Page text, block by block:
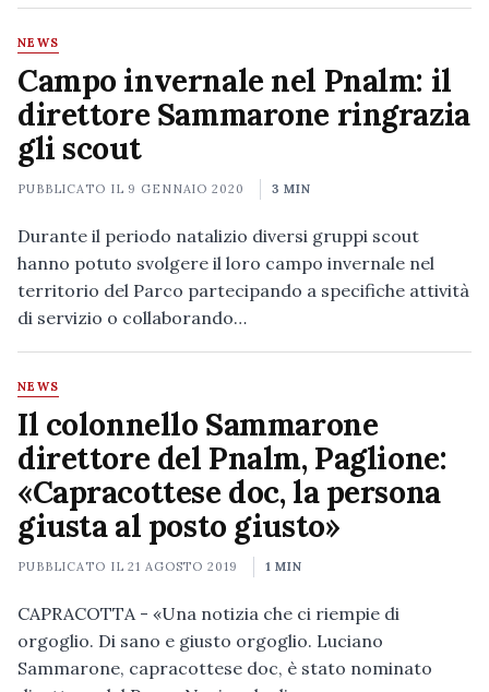
NEWS
Campo invernale nel Pnalm: il
direttore Sammarone ringrazia
gli scout
PUBBLICATO IL 9 GENNAIO 2020 3 MIN
Durante il periodo natalizio diversi gruppi scout
hanno potuto svolgere il loro campo invernale nel
territorio del Parco partecipando a specifiche attività
di servizio o collaborando…
NEWS
Il colonnello Sammarone
direttore del Pnalm, Paglione:
«Capracottese doc, la persona
giusta al posto giusto»
PUBBLICATO IL21 AGOSTO 2019 1 MIN
CAPRACOTTA - «Una notizia che ci riempie di
orgoglio. Di sano e giusto orgoglio. Luciano
Sammarone, capracottese doc, è stato nominato